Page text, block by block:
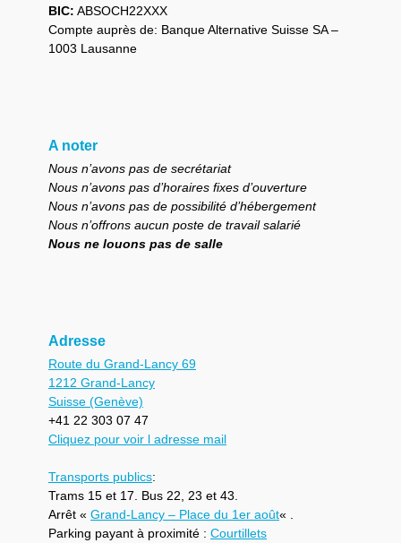
BIC: ABSOCH22XXX
Compte auprès de: Banque Alternative Suisse SA –
1003 Lausanne
A noter
Nous n’avons pas de secrétariat
Nous n’avons pas d’horaires fixes d’ouverture
Nous n’avons pas de possibilité d’hébergement
Nous n’offrons aucun poste de travail salarié
Nous ne louons pas de salle
Adresse
Route du Grand-Lancy 69
1212 Grand-Lancy
Suisse (Genève)
+41 22 303 07 47
Cliquez pour voir l adresse mail
Transports publics:
Trams 15 et 17. Bus 22, 23 et 43.
Arrêt « Grand-Lancy – Place du 1er août« .
Parking payant à proximité : Courtillets